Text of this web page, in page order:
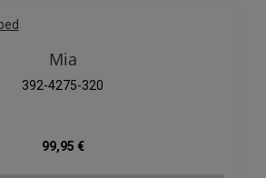
Mia
392-4275-320
Regulärer Preis:
99,95 €